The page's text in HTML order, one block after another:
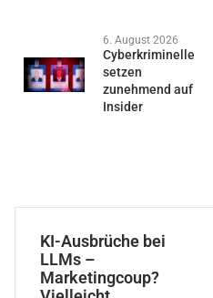
6. August 2026
Cyberkriminelle
setzen
zunehmend auf
Insider
KI-Ausbrüche bei
LLMs –
Marketingcoup?